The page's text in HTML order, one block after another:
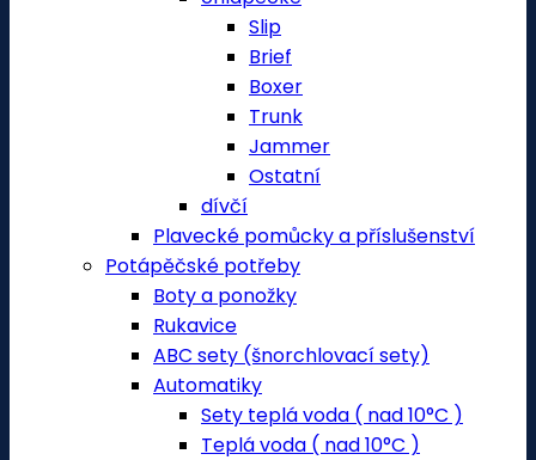
Slip
Brief
Boxer
Trunk
Jammer
Ostatní
dívčí
Plavecké pomůcky a příslušenství
Potápěčské potřeby
Boty a ponožky
Rukavice
ABC sety (šnorchlovací sety)
Automatiky
Sety teplá voda ( nad 10°C )
Teplá voda ( nad 10°C )